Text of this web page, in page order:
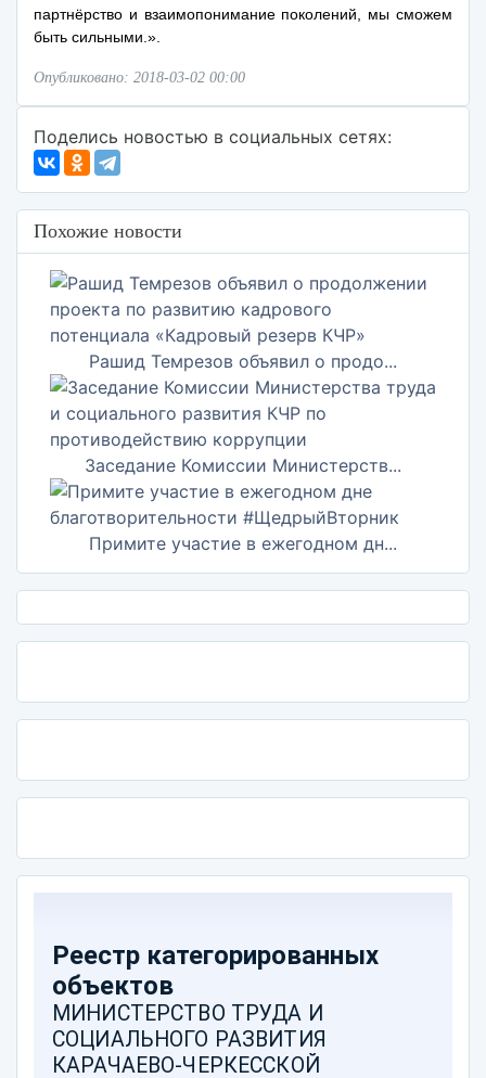
партнёрство и взаимопонимание поколений, мы сможем
быть сильными.».
Опубликовано: 2018-03-02 00:00
Поделись новостью в социальных сетях:
Похожие новости
Рашид Темрезов объявил о продо...
Заседание Комиссии Министерств...
Примите участие в ежегодном дн...